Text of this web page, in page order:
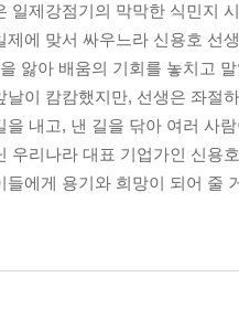
립 이념이 무엇입니까? 바
실을 잘 알고 있을 것입니다.
상을 타는 사람이 나오지 말
야 합니다.”
이드에 ‘교보문고’를 열기로 한
간다!
일제강점기의 막막한 식민지
제에 맞서 싸우느라 신용호 선
앓아 배움의 기회를 놓치고
날이 캄캄했지만, 선생은 좌절
을 내고, 낸 길을 닦아 여러 사
우리나라 대표 기업가인 신용
들에게 용기와 희망이 되어 줄